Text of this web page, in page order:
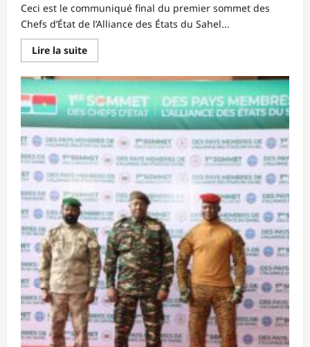
Ceci est le communiqué final du premier sommet des
Chefs d’État de l’Alliance des États du Sahel...
Lire la suiteEn
savoir
sur
Sommet
des
Chefs
d’État
de
l’AES
:
voici
les
grandes
décisions
qui
été
prises